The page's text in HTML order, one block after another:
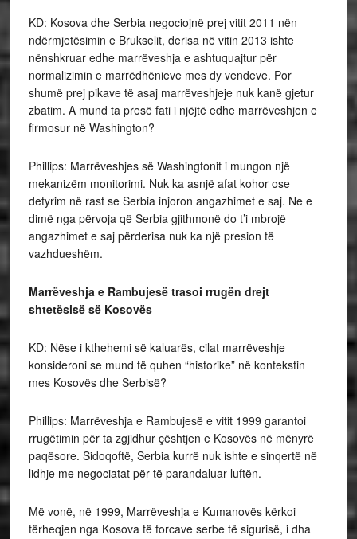
KD: Kosova dhe Serbia negociojnë prej vitit 2011 nën
ndërmjetësimin e Brukselit, derisa në vitin 2013 ishte
nënshkruar edhe marrëveshja e ashtuquajtur për
normalizimin e marrëdhënieve mes dy vendeve. Por
shumë prej pikave të asaj marrëveshjeje nuk kanë gjetur
zbatim. A mund ta presë fati i njëjtë edhe marrëveshjen e
firmosur në Washington?
Phillips: Marrëveshjes së Washingtonit i mungon një
mekanizëm monitorimi. Nuk ka asnjë afat kohor ose
detyrim në rast se Serbia injoron angazhimet e saj. Ne e
dimë nga përvoja që Serbia gjithmonë do t’i mbrojë
angazhimet e saj përderisa nuk ka një presion të
vazhdueshëm.
Marrëveshja e Rambujesë trasoi rrugën drejt
shtetësisë së Kosovës
KD: Nëse i kthehemi së kaluarës, cilat marrëveshje
konsideroni se mund të quhen “historike” në kontekstin
mes Kosovës dhe Serbisë?
Phillips: Marrëveshja e Rambujesë e vitit 1999 garantoi
rrugëtimin për ta zgjidhur çështjen e Kosovës në mënyrë
paqësore. Sidoqoftë, Serbia kurrë nuk ishte e sinqertë në
lidhje me negociatat për të parandaluar luftën.
Më vonë, në 1999, Marrëveshja e Kumanovës kërkoi
tërheqjen nga Kosova të forcave serbe të sigurisë, i dha